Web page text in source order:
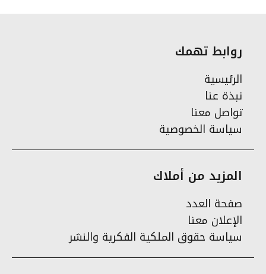
روابط تهمك
الرئيسية
نبذة عنا
تواصل معنا
سياسة الخصوصية
المزيد من أملاك
صفحة العدد
الإعلان معنا
سياسة حقوق الملكية الفكرية والنشر